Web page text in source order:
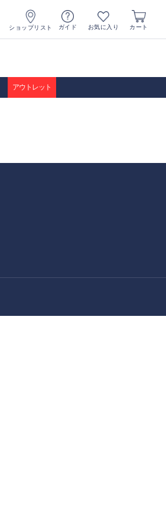
ショップリスト ガイド お気に入り カート
アウトレット